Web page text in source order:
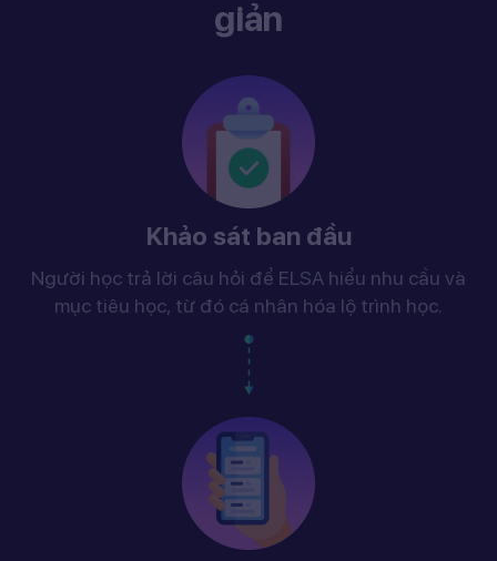
giản
Khảo sát ban đầu
Người học trả lời câu hỏi để ELSA hiểu nhu cầu và
mục tiêu học, từ đó cá nhân hóa lộ trình học.